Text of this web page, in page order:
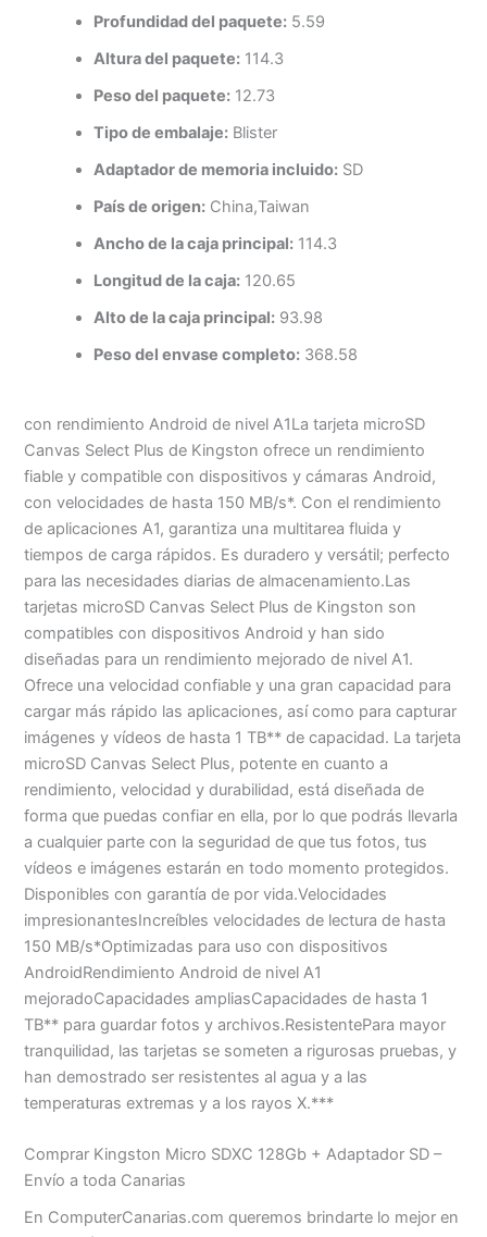
Profundidad del paquete: 5.59
Altura del paquete: 114.3
Peso del paquete: 12.73
Tipo de embalaje: Blister
Adaptador de memoria incluido: SD
País de origen: China,Taiwan
Ancho de la caja principal: 114.3
Longitud de la caja: 120.65
Alto de la caja principal: 93.98
Peso del envase completo: 368.58
con rendimiento Android de nivel A1La tarjeta microSD
Canvas Select Plus de Kingston ofrece un rendimiento
fiable y compatible con dispositivos y cámaras Android,
con velocidades de hasta 150 MB/s*. Con el rendimiento
de aplicaciones A1, garantiza una multitarea fluida y
tiempos de carga rápidos. Es duradero y versátil; perfecto
para las necesidades diarias de almacenamiento.Las
tarjetas microSD Canvas Select Plus de Kingston son
compatibles con dispositivos Android y han sido
diseñadas para un rendimiento mejorado de nivel A1.
Ofrece una velocidad confiable y una gran capacidad para
cargar más rápido las aplicaciones, así como para capturar
imágenes y vídeos de hasta 1 TB** de capacidad. La tarjeta
microSD Canvas Select Plus, potente en cuanto a
rendimiento, velocidad y durabilidad, está diseñada de
forma que puedas confiar en ella, por lo que podrás llevarla
a cualquier parte con la seguridad de que tus fotos, tus
vídeos e imágenes estarán en todo momento protegidos.
Disponibles con garantía de por vida.Velocidades
impresionantesIncreíbles velocidades de lectura de hasta
150 MB/s*Optimizadas para uso con dispositivos
AndroidRendimiento Android de nivel A1
mejoradoCapacidades ampliasCapacidades de hasta 1
TB** para guardar fotos y archivos.ResistentePara mayor
tranquilidad, las tarjetas se someten a rigurosas pruebas, y
han demostrado ser resistentes al agua y a las
temperaturas extremas y a los rayos X.***
Comprar Kingston Micro SDXC 128Gb + Adaptador SD –
Envío a toda Canarias
En ComputerCanarias.com queremos brindarte lo mejor en